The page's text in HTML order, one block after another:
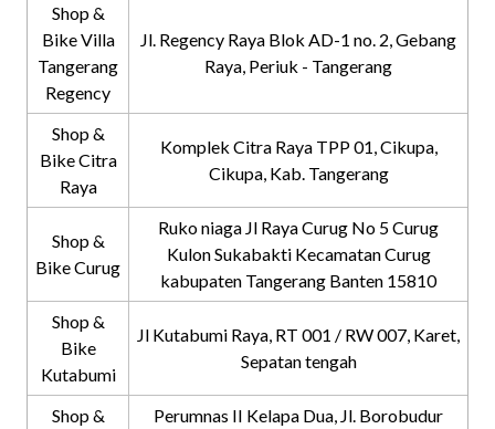
Shop &
Bike Villa
Tangerang
Regency
Jl. Regency Raya Blok AD-1 no. 2, Gebang
Raya, Periuk - Tangerang
Shop &
Bike Citra
Raya
Komplek Citra Raya TPP 01, Cikupa,
Cikupa, Kab. Tangerang
Shop &
Bike Curug
Ruko niaga Jl Raya Curug No 5 Curug
Kulon Sukabakti Kecamatan Curug
kabupaten Tangerang Banten 15810
Shop &
Bike
Kutabumi
Jl Kutabumi Raya, RT 001 / RW 007, Karet,
Sepatan tengah
Shop &
Perumnas II Kelapa Dua, Jl. Borobudur